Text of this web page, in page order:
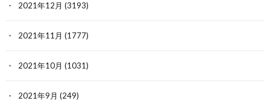
2021年12月 (3193)
2021年11月 (1777)
2021年10月 (1031)
2021年9月 (249)